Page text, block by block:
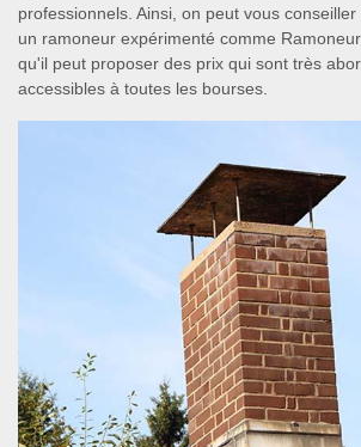
professionnels. Ainsi, on peut vous
un ramoneur expérimenté comme
qu'il peut proposer des prix qui sont très
accessibles à toutes les bourses.